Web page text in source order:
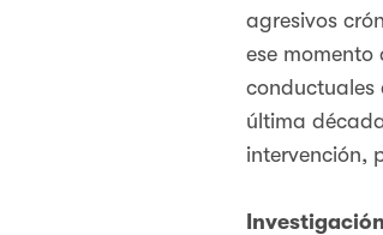
agresivos
ese
conductuales
última
intervención,